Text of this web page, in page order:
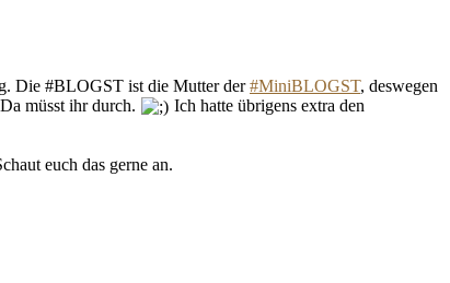
Die #BLOGST ist die Mutter der#MiniBLOGST, deswegen
müsst ihr durch.
Ich hatte übrigens extra den
euch das gerne an.